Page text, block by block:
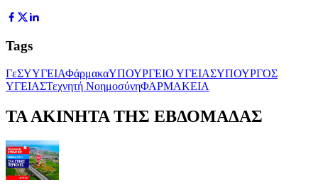
Tags
ΓεΣΥΥΓΕΙΑΦάρμακαΥΠΟΥΡΓΕΙΟ ΥΓΕΙΑΣΥΠΟΥΡΓΟΣ
ΥΓΕΙΑΣΤεχνητή ΝοημοσύνηΦΑΡΜΑΚΕΙΑ
ΤΑ ΑΚΙΝΗΤΑ ΤΗΣ ΕΒΔΟΜΑΔΑΣ